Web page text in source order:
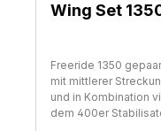
Wing Set
Freeride 1350
mit mittlerer
und in Kombination
dem 400er